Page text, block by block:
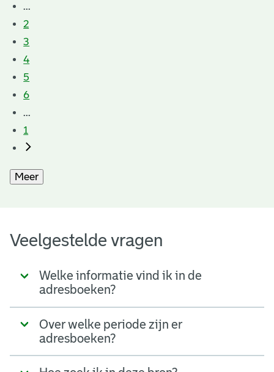
...
2
3
4
5
6
...
1
Meer
Veelgestelde vragen
Welke informatie vind ik in de
adresboeken?
Over welke periode zijn er
adresboeken?